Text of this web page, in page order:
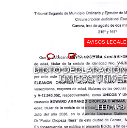
AVISOS
0 Diario El Informante
DICTO
ÚNICOS
LEER MÁS